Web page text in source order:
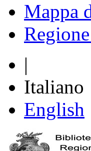
Mappa
|
Italiano
English